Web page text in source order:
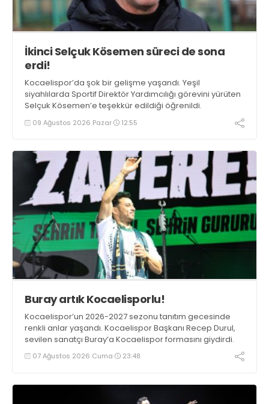
İkinci Selçuk Kösemen süreci de sona
erdi!
Kocaelispor’da şok bir gelişme yaşandı. Yeşil
siyahlılarda Sportif Direktör Yardımcılığı görevini yürüten
Selçuk Kösemen’e teşekkür edildiği öğrenildi.
09 Ağustos 2026 Pazar 12:55
Buray artık Kocaelisporlu!
Kocaelispor’un 2026-2027 sezonu tanıtım gecesinde
renkli anlar yaşandı. Kocaelispor Başkanı Recep Durul,
sevilen sanatçı Buray’a Kocaelispor formasını giydirdi.
07 Ağustos 2026 Cuma 23:48